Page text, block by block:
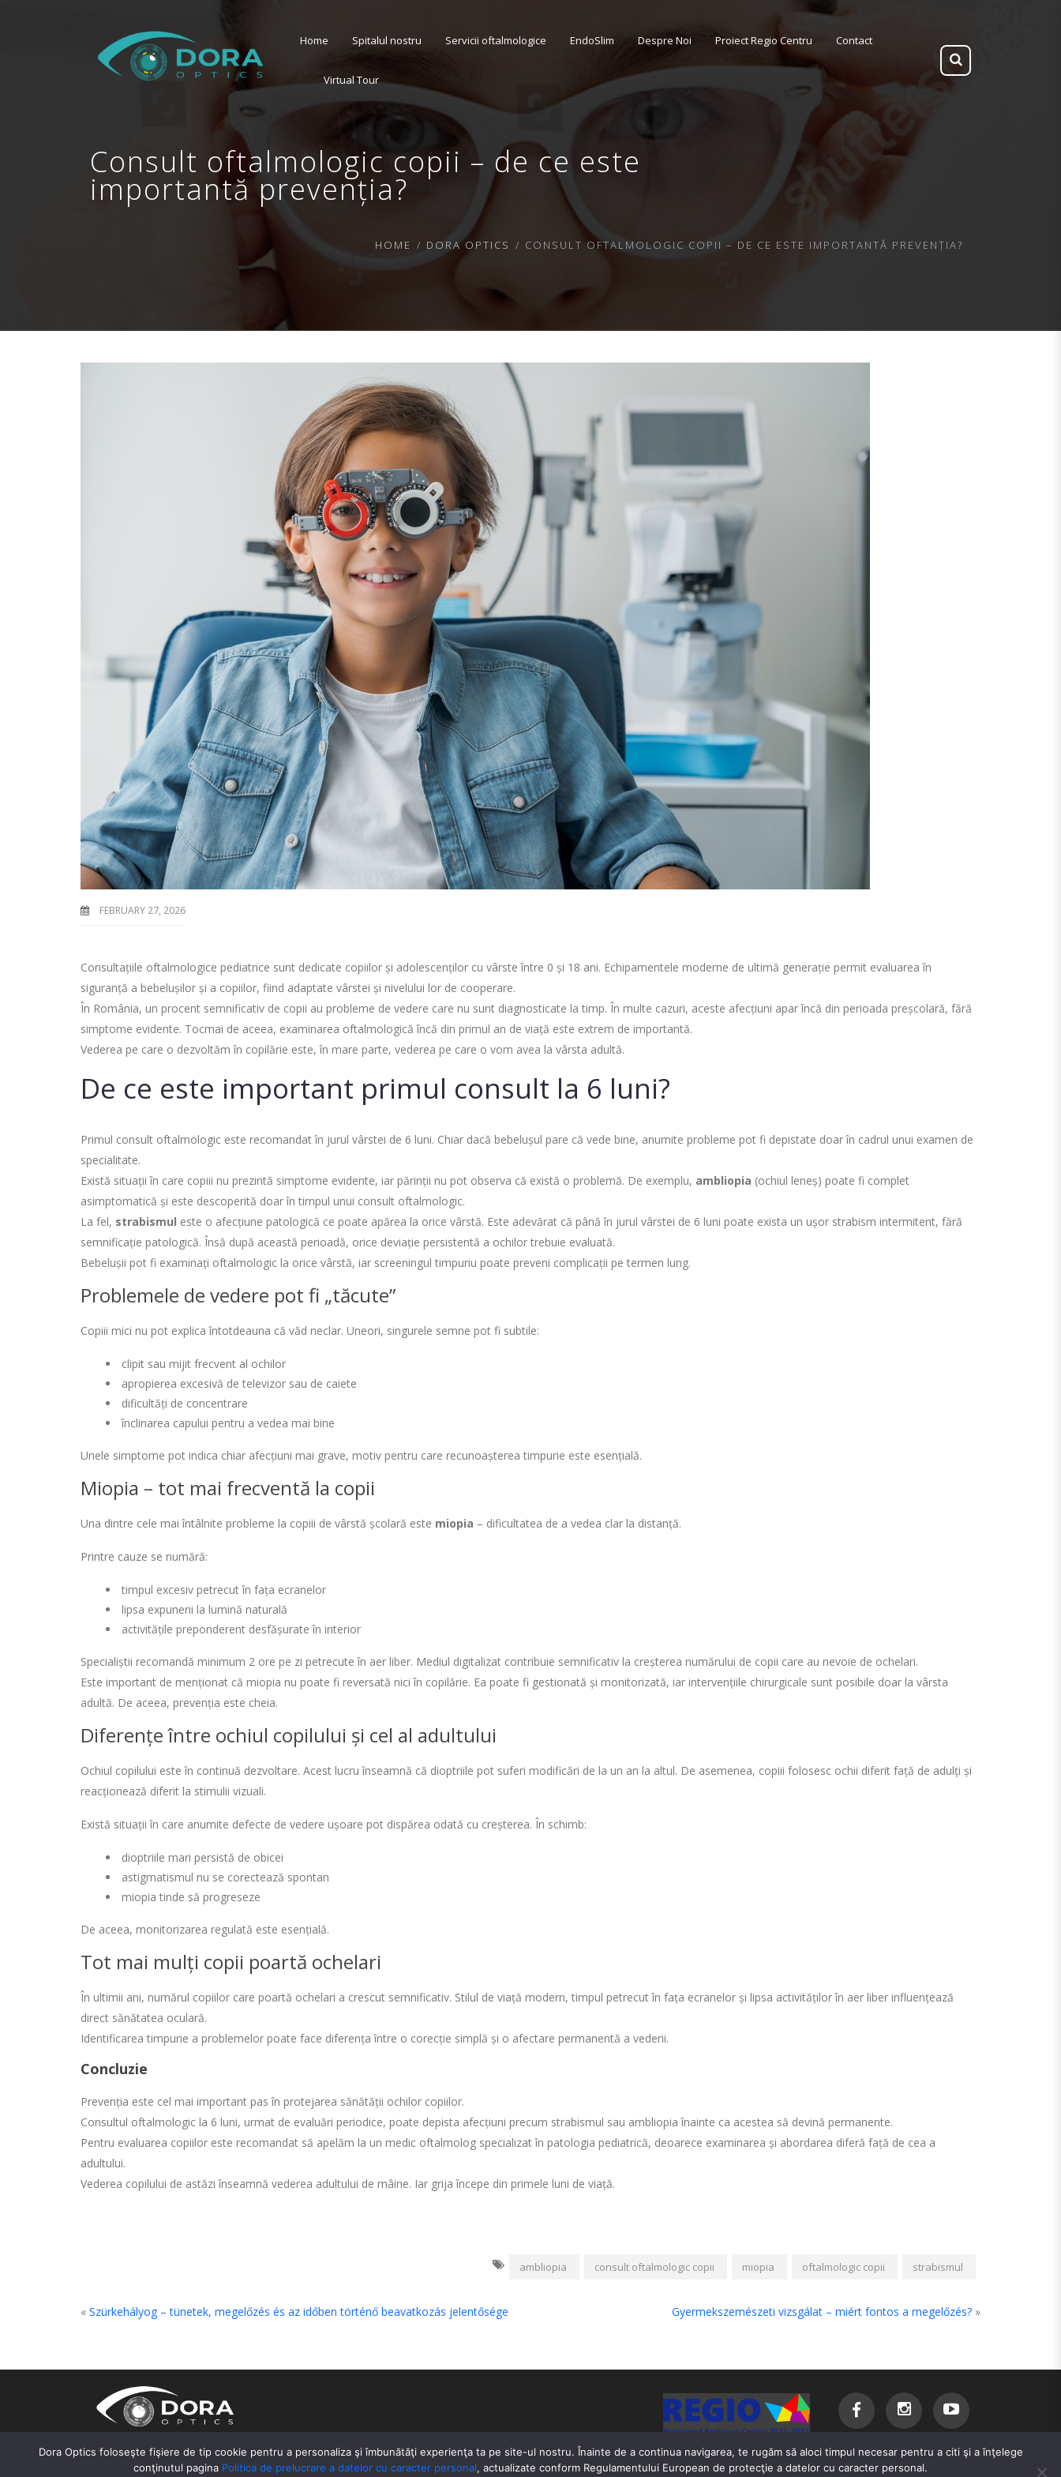
Home Spitalul nostru Servicii oftalmologice EndoSlim Despre Noi Proiect Regio Centru Contact
Virtual Tour
Consult oftalmologic copii – de ce este
importantă prevenția?
HOME DORA OPTICS CONSULT OFTALMOLOGIC COPII – DE CE ESTE IMPORTANTĂ PREVENȚIA?
FEBRUARY 27, 2026
Consultațiile oftalmologice pediatrice sunt dedicate copiilor și adolescenților cu vârste între 0 și 18 ani. Echipamentele moderne de ultimă generație permit evaluarea în
siguranță a bebelușilor și a copiilor, fiind adaptate vârstei și nivelului lor de cooperare.
În România, un procent semnificativ de copii au probleme de vedere care nu sunt diagnosticate la timp. În multe cazuri, aceste afecțiuni apar încă din perioada preșcolară, fără
simptome evidente. Tocmai de aceea, examinarea oftalmologică încă din primul an de viață este extrem de importantă.
Vederea pe care o dezvoltăm în copilărie este, în mare parte, vederea pe care o vom avea la vârsta adultă.
De ce este important primul consult la 6 luni?
Primul consult oftalmologic este recomandat în jurul vârstei de 6 luni. Chiar dacă bebelușul pare că vede bine, anumite probleme pot fi depistate doar în cadrul unui examen de
specialitate.
Există situații în care copiii nu prezintă simptome evidente, iar părinții nu pot observa că există o problemă. De exemplu, ambliopia (ochiul leneș) poate fi complet
asimptomatică și este descoperită doar în timpul unui consult oftalmologic.
La fel, strabismul este o afecțiune patologică ce poate apărea la orice vârstă. Este adevărat că până în jurul vârstei de 6 luni poate exista un ușor strabism intermitent, fără
semnificație patologică. Însă după această perioadă, orice deviație persistentă a ochilor trebuie evaluată.
Bebelușii pot fi examinați oftalmologic la orice vârstă, iar screeningul timpuriu poate preveni complicații pe termen lung.
Problemele de vedere pot fi „tăcute”
Copiii mici nu pot explica întotdeauna că văd neclar. Uneori, singurele semne pot fi subtile:
clipit sau mijit frecvent al ochilor
apropierea excesivă de televizor sau de caiete
dificultăți de concentrare
înclinarea capului pentru a vedea mai bine
Unele simptome pot indica chiar afecțiuni mai grave, motiv pentru care recunoașterea timpurie este esențială.
Miopia – tot mai frecventă la copii
Una dintre cele mai întâlnite probleme la copiii de vârstă școlară este miopia – dificultatea de a vedea clar la distanță.
Printre cauze se numără:
timpul excesiv petrecut în fața ecranelor
lipsa expunerii la lumină naturală
activitățile preponderent desfășurate în interior
Specialiștii recomandă minimum 2 ore pe zi petrecute în aer liber. Mediul digitalizat contribuie semnificativ la creșterea numărului de copii care au nevoie de ochelari.
Este important de menționat că miopia nu poate fi reversată nici în copilărie. Ea poate fi gestionată și monitorizată, iar intervențiile chirurgicale sunt posibile doar la vârsta
adultă. De aceea, prevenția este cheia.
Diferențe între ochiul copilului și cel al adultului
Ochiul copilului este în continuă dezvoltare. Acest lucru înseamnă că dioptriile pot suferi modificări de la un an la altul. De asemenea, copiii folosesc ochii diferit față de adulți și
reacționează diferit la stimulii vizuali.
Există situații în care anumite defecte de vedere ușoare pot dispărea odată cu creșterea. În schimb:
dioptriile mari persistă de obicei
astigmatismul nu se corectează spontan
miopia tinde să progreseze
De aceea, monitorizarea regulată este esențială.
Tot mai mulți copii poartă ochelari
În ultimii ani, numărul copiilor care poartă ochelari a crescut semnificativ. Stilul de viață modern, timpul petrecut în fața ecranelor și lipsa activităților în aer liber influențează
direct sănătatea oculară.
Identificarea timpurie a problemelor poate face diferența între o corecție simplă și o afectare permanentă a vederii.
Concluzie
Prevenția este cel mai important pas în protejarea sănătății ochilor copiilor.
Consultul oftalmologic la 6 luni, urmat de evaluări periodice, poate depista afecțiuni precum strabismul sau ambliopia înainte ca acestea să devină permanente.
Pentru evaluarea copiilor este recomandat să apelăm la un medic oftalmolog specializat în patologia pediatrică, deoarece examinarea și abordarea diferă față de cea a
adultului.
Vederea copilului de astăzi înseamnă vederea adultului de mâine. Iar grija începe din primele luni de viață.
ambliopia consult oftalmologic copii miopia oftalmologic copii strabismul
« Szürkehályog – tünetek, megelőzés és az időben történő beavatkozás jelentősége Gyermekszemészeti vizsgálat – miért fontos a megelőzés? »
Dora Optics foloseşte fişiere de tip cookie pentru a personaliza şi îmbunătăţi experienţa ta pe site-ul nostru. Înainte de a continua navigarea, te rugăm să aloci timpul necesar pentru a citi şi a înţelege
conţinutul pagina Politica de prelucrare a datelor cu caracter personal, actualizate conform Regulamentului European de protecţie a datelor cu caracter personal.